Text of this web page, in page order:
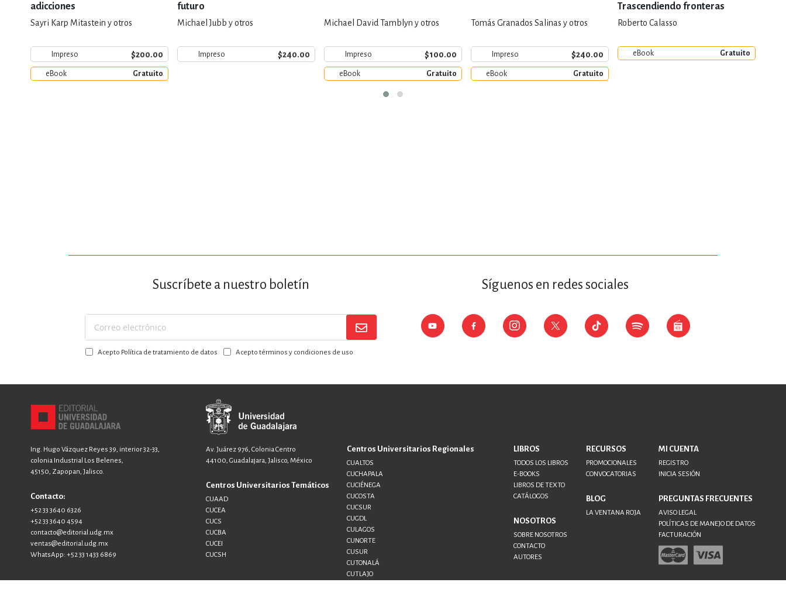
adicciones
Sayri Karp Mitastein y otros
Impreso $200.00
eBook Gratuito
futuro
Michael Jubb y otros
Impreso $240.00
Michael David Tamblyn y otros
Impreso $100.00
eBook Gratuito
Tomás Granados Salinas y otros
Impreso $240.00
eBook Gratuito
Trascendiendo fronteras
Roberto Calasso
eBook Gratuito
Suscríbete a nuestro boletín
Suscríbase
a
nuestroAcepto Política de tratamiento de datos Acepto términos y condiciones de uso
Síguenos en redes sociales
Ing. Hugo Vázquez Reyes 39, interior 32-33,
colonia Industrial Los Belenes,
45150, Zapopan, Jalisco.
Contacto:
+52 33 3640 6326
+52 33 3640 4594
contacto@editorial.udg.mx
ventas@editorial.udg.mx
WhatsApp: +52 33 1433 6869
Av. Juárez 976, Colonia Centro
44100, Guadalajara, Jalisco, México
Centros Universitarios Temáticos
CUAAD
CUCEA
CUCS
CUCBA
CUCEI
CUCSH
Centros Universitarios Regionales
CUALTOS
CUCHAPALA
CUCIÉNEGA
CUCOSTA
CUCSUR
CUGDL
CULAGOS
CUNORTE
CUSUR
CUTONALÁ
CUTLAJO
LIBROS
TODOS LOS LIBROS
E-BOOKS
LIBROS DE TEXTO
CATÁLOGOS
NOSOTROS
SOBRE NOSOTROS
CONTACTO
AUTORES
RECURSOS
PROMOCIONALES
CONVOCATORIAS
BLOG
LA VENTANA ROJA
MI CUENTA
REGISTRO
INICIA SESIÓN
PREGUNTAS FRECUENTES
AVISO LEGAL
POLÍTICAS DE MANEJO DE DATOS
FACTURACIÓN